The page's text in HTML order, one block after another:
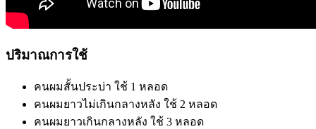
ปริมาณการใช้
คนผมสั้นประบ่า ใช้ 1 หลอด
คนผมยาวไม่เกินกลางหลัง ใช้ 2 หลอด
คนผมยาวเกินกลางหลัง ใช้ 3 หลอด